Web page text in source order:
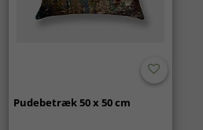
Pudebetræk 50 x 50 cm